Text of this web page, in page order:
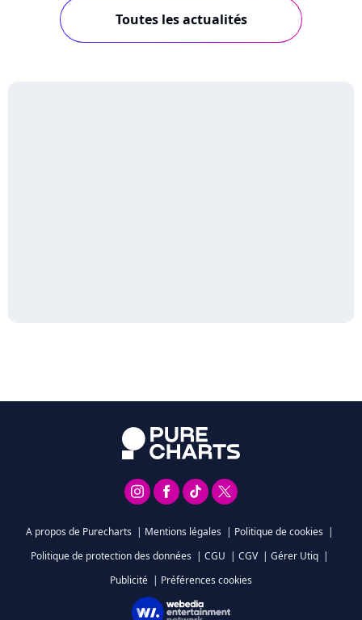
Toutes les actualités
A propos de Purecharts | Mentions légales | Politique de cookies |
Politique de protection des données | CGU | CGV | Gérer Utiq |
Publicité | Préférences cookies